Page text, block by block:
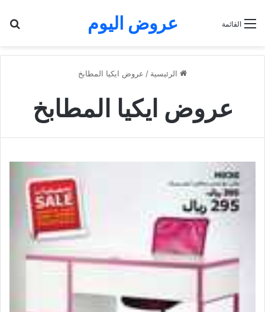
عروض اليوم القائمة
الرئيسية / عروض ايكيا المطابخ
عروض ايكيا المطابخ